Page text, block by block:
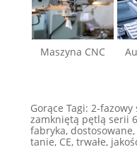
Maszyna CNC
Gorące Tagi: 2-
zamkniętą pętlą serii
fabryka,
tanie, CE, trwałe,